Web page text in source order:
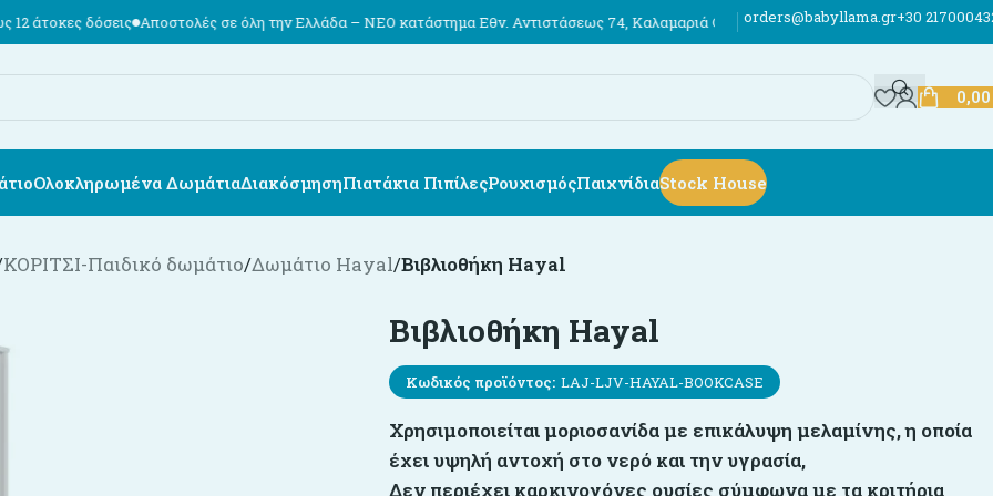
Αποστολές σε όλη την Ελλάδα – ΝΕΟ κατάστημα Εθν. Αντιστάσεως 74, Καλαμαριά Θεσσαλονίκης Έως 12 άτοκες δόσεις Αποστολές σε
orders@babyllama.gr+30
Ολοκληρωμένα ΔωμάτιαΔιακόσμησηΠιατάκια ΠιπίλεςΡουχισμόςΠαιχνίδιαStock House
ΚΟΡΙΤΣΙ-Παιδικό δωμάτιο/Δωμάτιο Hayal/Βιβλιοθήκη Hayal
Βιβλιοθήκη Hayal
Κωδικός προϊόντος: LAJ-LJV-HAYAL-BOOKCASE
Χρησιμοποιείται μοριοσανίδα με επικάλυψη μελαμίνης, η οποία
έχει υψηλή αντοχή στο νερό και την υγρασία,
Δεν περιέχει καρκινογόνες ουσίες σύμφωνα με τα κριτήρια